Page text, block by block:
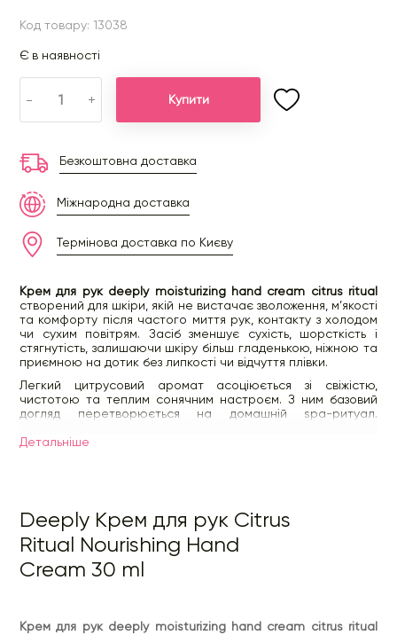
Код товару: 13038
Є в наявності
- + Купити
Безкоштовна доставка
Міжнародна доставка
Термінова доставка по Києву
Крем для рук deeply moisturizing hand cream citrus ritual
створений для шкіри, якій не вистачає зволоження, м’якості
та комфорту після частого миття рук, контакту з холодом
чи сухим повітрям. Засіб зменшує сухість, шорсткість і
стягнутість, залишаючи шкіру більш гладенькою, ніжною та
приємною на дотик без липкості чи відчуття плівки.
Легкий цитрусовий аромат асоціюється зі свіжістю,
чистотою та теплим сонячним настроєм. З ним базовий
догляд перетворюється на домашній spa-ритуал.
компонентів допомагає крему для рук швидко
олія ши пом’якшує та підтримує захисний бар’єр
шкіри
олія макадамії зменшує сухість і лущення
гіалуроновий емолент підтримує рівень зволоження
сквалан сприяє гладкості та еластичності шкіри
Спосіб застосування:
Детальнiше
Deeply Крем для рук Citrus
Ritual Nourishing Hand
Cream 30 ml
Крем для рук deeply moisturizing hand cream citrus ritual